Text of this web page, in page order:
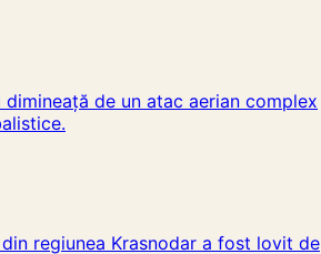
de un atac aerian complex
regiunea Krasnodar a fost lovit de